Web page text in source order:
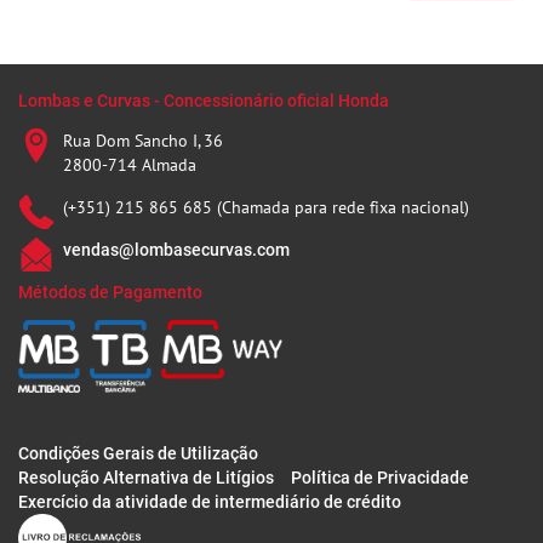
Lombas e Curvas - Concessionário oficial Honda
Rua Dom Sancho I, 36
2800-714 Almada
(+351) 215 865 685 (Chamada para rede fixa nacional)
vendas@lombasecurvas.com
Métodos de Pagamento
Condições Gerais de Utilização
Resolução Alternativa de Litígios
Política de Privacidade
Exercício da atividade de intermediário de crédito